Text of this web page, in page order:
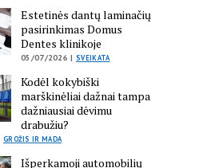
Estetinės dantų laminačių
pasirinkimas Domus
Dentes klinikoje
05/07/2026 | SVEIKATA
Kodėl kokybiški
marškinėliai dažnai tampa
dažniausiai dėvimu
drabužiu?
GROŽIS IR MADA
Išperkamoji automobilių